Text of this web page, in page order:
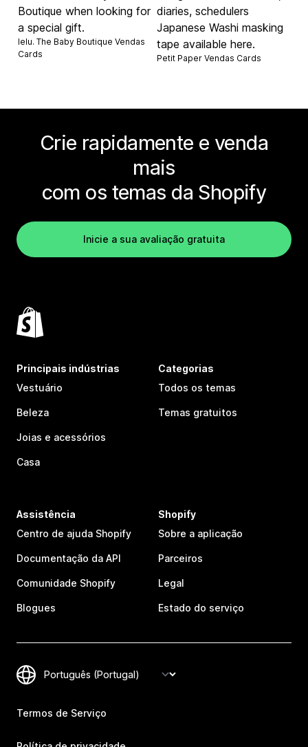
Boutique when looking for
a special gift.
lelu. The Baby Boutique Vendas
Cards
diaries, schedulers
Japanese Washi masking
tape available here.
Petit Paper Vendas Cards
Crie rapidamente e venda
mais
com os temas da Shopify
Inicie a sua avaliação gratuita
Principais indústrias
Vestuário
Beleza
Joias e acessórios
Casa
Categorias
Todos os temas
Temas gratuitos
Assistência
Centro de ajuda Shopify
Documentação da API
Comunidade Shopify
Blogues
Shopify
Sobre a aplicação
Parceiros
Legal
Estado do serviço
Termos de Serviço